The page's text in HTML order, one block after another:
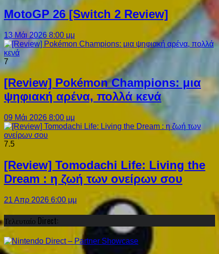
MotoGP 26 [Switch 2 Review]
13 Μάι 2026 8:00 μμ
7
[Review] Pokémon Champions: μια
ψηφιακή αρένα, πολλά κενά
09 Μάι 2026 8:00 μμ
7.5
[Review] Tomodachi Life: Living the
Dream : η ζωή των ονείρων σου
21 Απρ 2026 6:00 μμ
Τελευταίο Direct: